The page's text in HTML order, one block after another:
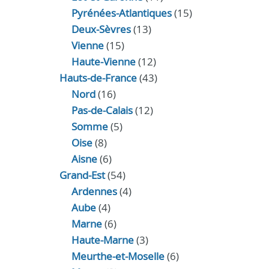
Pyrénées-Atlantiques(15)
Deux-Sèvres(13)
Vienne(15)
Haute-Vienne(12)
Hauts-de-France(43)
Nord(16)
Pas-de-Calais(12)
Somme(5)
Oise(8)
Aisne(6)
Grand-Est(54)
Ardennes(4)
Aube(4)
Marne(6)
Haute-Marne(3)
Meurthe-et-Moselle(6)